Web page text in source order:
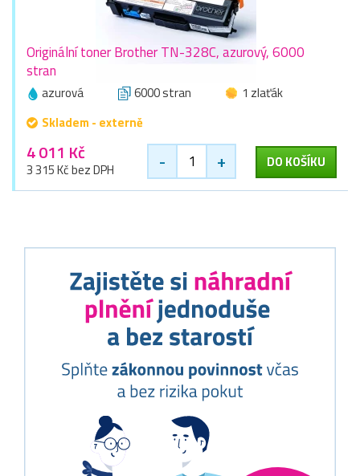
Originální toner Brother TN-328C, azurový, 6000
stran
azurová 6000 stran
1 zlaťák
Skladem - externě
4 011 Kč
3 315 Kč bez DPH - + DO KOŠÍKU